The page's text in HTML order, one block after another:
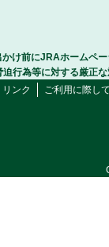
かけ前にJRAホームペ
行為等に対する厳正
リンク ご利用に際し